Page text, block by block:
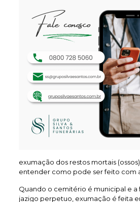
exumação dos restos mortais
entender como pode ser feito com
Quando o cemitério é municipal e a
jazigo perpetuo, exumação é feita